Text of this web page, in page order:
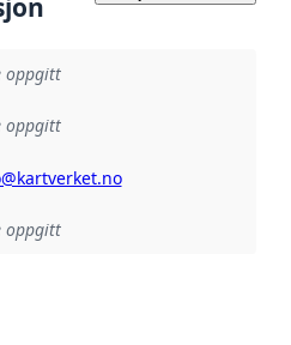
oppgitt
oppgitt
oppgitt